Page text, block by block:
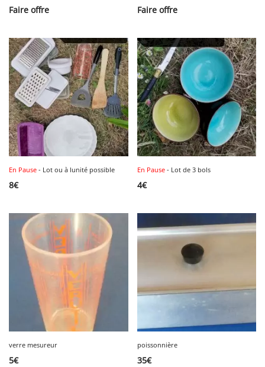
Faire offre Faire offre
En Pause - Lot ou à lunité possible
8€
En Pause- Lot de 3 bols
4€
verre mesureur
5€
poissonnière
35€